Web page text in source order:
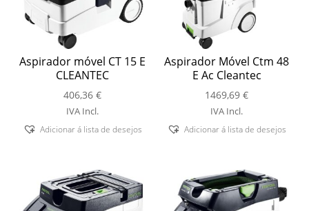
Aspirador móvel CT 15 E
CLEANTEC
406,36 €
IVA Incl.
Adicionar á lista de desejos
Aspirador Móvel Ctm 48
E Ac Cleantec
1469,69€
IVA Incl.
Adicionar á lista de desejos